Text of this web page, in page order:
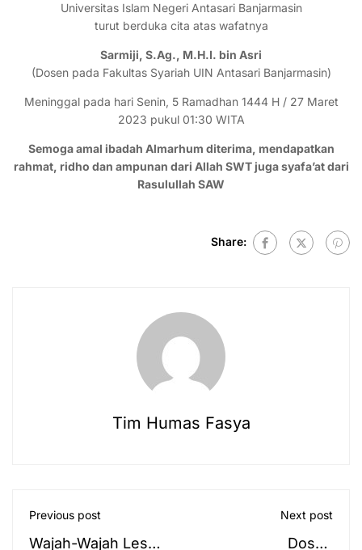
Universitas Islam Negeri Antasari Banjarmasin
turut berduka cita atas wafatnya
Sarmiji, S.Ag., M.H.I. bin Asri
(Dosen pada Fakultas Syariah UIN Antasari Banjarmasin)
Meninggal pada hari Senin, 5 Ramadhan 1444 H / 27 Maret
2023 pukul 01:30 WITA
Semoga amal ibadah Almarhum diterima, mendapatkan
rahmat, ridho dan ampunan dari Allah SWT juga syafa’at dari
Rasulullah SAW
Share:
Tim Humas Fasya
Previous post
Wajah-Wajah Lesu
Next post
Dosen